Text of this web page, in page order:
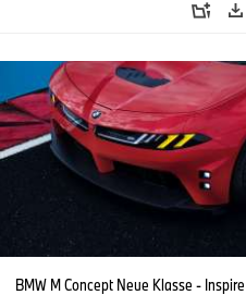
BMW M Concept Neue Klasse - Inspire